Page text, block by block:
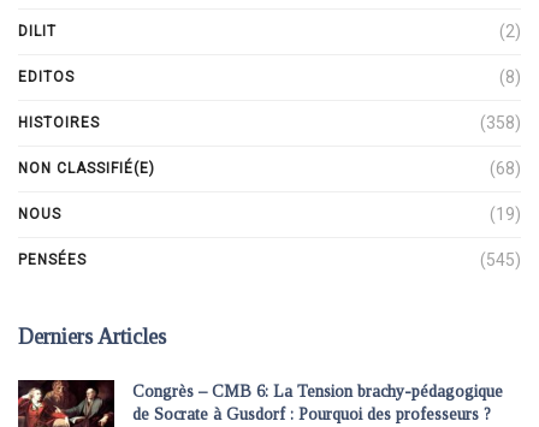
DILIT (2)
EDITOS (8)
HISTOIRES (358)
NON CLASSIFIÉ(E) (68)
NOUS (19)
PENSÉES (545)
Derniers Articles
Congrès – CMB 6: La Tension brachy-pédagogique
de Socrate à Gusdorf : Pourquoi des professeurs ?